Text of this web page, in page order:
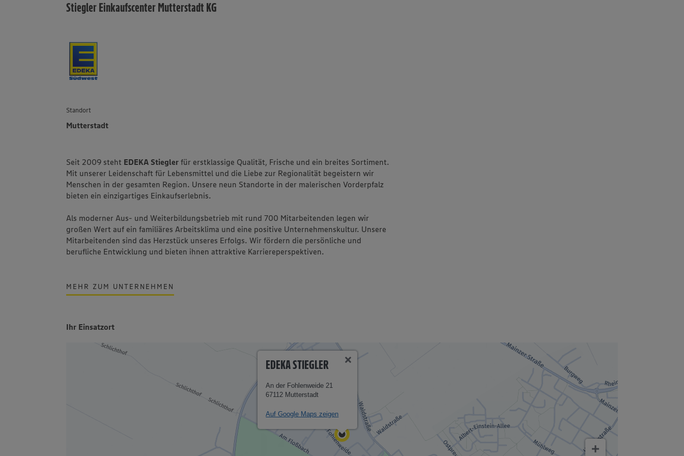
Stiegler Einkaufscenter Mutterstadt KG
Standort
Mutterstadt
Seit 2009 steht EDEKA Stiegler für erstklassige Qualität, Frische und ein breites Sortiment.
Mit unserer Leidenschaft für Lebensmittel und die Liebe zur Regionalität begeistern wir
Menschen in der gesamten Region. Unsere neun Standorte in der malerischen Vorderpfalz
bieten ein einzigartiges Einkaufserlebnis.
Als moderner Aus- und Weiterbildungsbetrieb mit rund 700 Mitarbeitenden legen wir
großen Wert auf ein familiäres Arbeitsklima und eine positive Unternehmenskultur. Unsere
Mitarbeitenden sind das Herzstück unseres Erfolgs. Wir fördern die persönliche und
berufliche Entwicklung und bieten ihnen attraktive Karriereperspektiven.
MEHR ZUM UNTERNEHMEN
Ihr Einsatzort
EDEKA STIEGLER
An der Fohlenweide 21
67112 Mutterstadt
Auf Google Maps zeigen